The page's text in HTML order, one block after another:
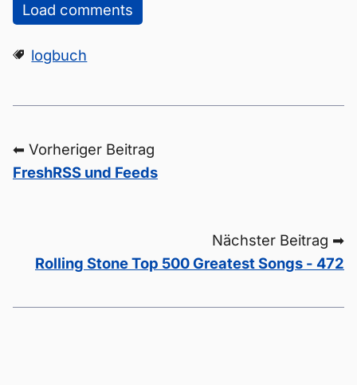
Load comments
logbuch
⬅ Vorheriger Beitrag
FreshRSS und Feeds
Nächster Beitrag ➡
Rolling Stone Top 500 Greatest Songs - 472